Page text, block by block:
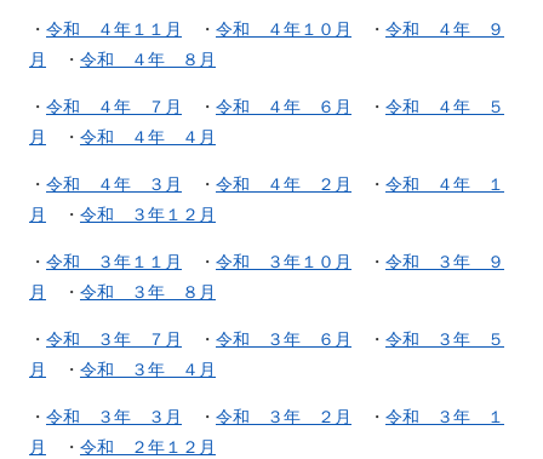
・ 令和 ４年１１月 ・ 令和 ４年１０月 ・ 令和 ４年 ９
月
・ 令和 ４年 ８月
・ 令和 ４年 ７月 ・ 令和 ４年 ６月 ・ 令和 ４年 ５
月
・ 令和 ４年 ４月
・ 令和 ４年 ３月 ・ 令和 ４年 ２月 ・ 令和 ４年 １
月
・ 令和 ３年１２月
・ 令和 ３年１１月 ・ 令和 ３年１０月 ・ 令和 ３年 ９
月
・ 令和 ３年 ８月
・ 令和 ３年 ７月 ・ 令和 ３年 ６月 ・ 令和 ３年 ５
月
・ 令和 ３年 ４月
・ 令和 ３年 ３月 ・ 令和 ３年 ２月 ・ 令和 ３年 １
月
・ 令和 ２年１２月